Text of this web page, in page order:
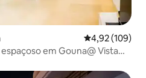
Classificação
4,92 (109)
em Gouna@ Vista